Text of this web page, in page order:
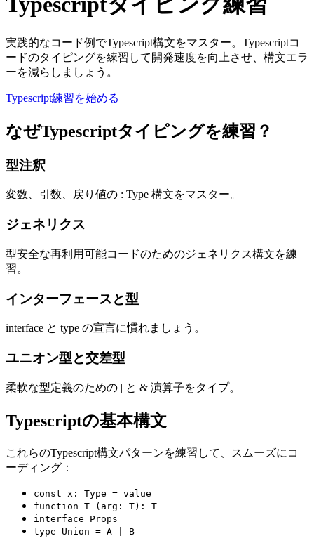
実践的なコード例でTypescript構文をマスター。Typescriptコ
ードのタイピングを練習して開発速度を向上させ、構文エラ
ーを減らしましょう。
Typescript練習を始める
なぜTypescriptタイピングを練習？
型注釈
変数、引数、戻り値の : Type 構文をマスター。
ジェネリクス
型安全な再利用可能コードのためのジェネリクス構文を練
習。
インターフェースと型
interface と type の宣言に慣れましょう。
ユニオン型と交差型
柔軟な型定義のための | と & 演算子をタイプ。
Typescriptの基本構文
これらのTypescript構文パターンを練習して、スムーズにコ
ーディング：
const x: Type = value
function T (arg: T): T
interface Props
type Union = A | B